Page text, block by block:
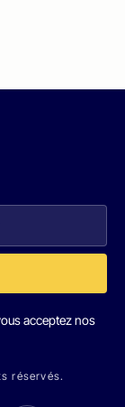
acceptez nos
réservés.